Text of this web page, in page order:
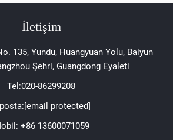
İletişim
135, Yundu, Huangyuan Yolu, Baiyun
Şehri, Guangdong Eyaleti
Tel:020-86299208
[email protected]
+86 13600071059